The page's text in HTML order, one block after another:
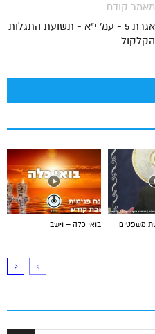
מאמר קודם
אגרת 5 - עמ' י"א - תשועת התגלות
הקלקול
בואי כלה – וישב
משפטים |